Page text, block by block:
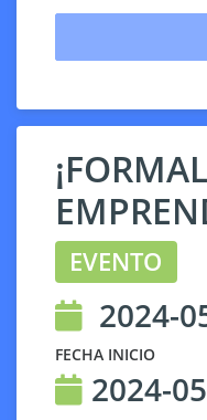
EVENTO
2024-
FECHA INICIO
2024-